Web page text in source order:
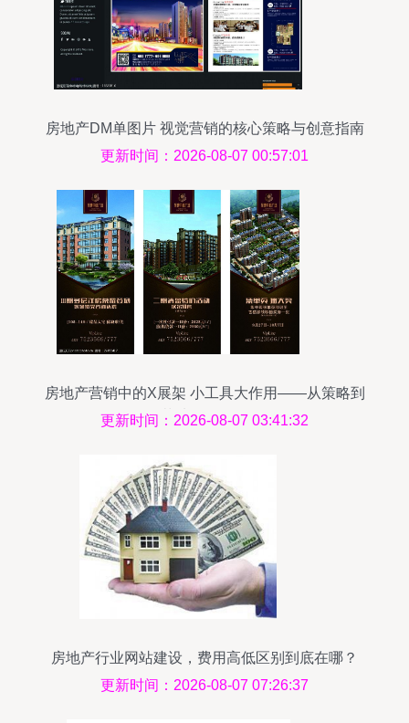
房地产DM单图片 视觉营销的核心策略与创意指南
更新时间：2026-08-07 00:57:01
房地产营销中的X展架 小工具大作用——从策略到
落地的全攻略
更新时间：2026-08-07 03:41:32
房地产行业网站建设，费用高低区别到底在哪？
更新时间：2026-08-07 07:26:37